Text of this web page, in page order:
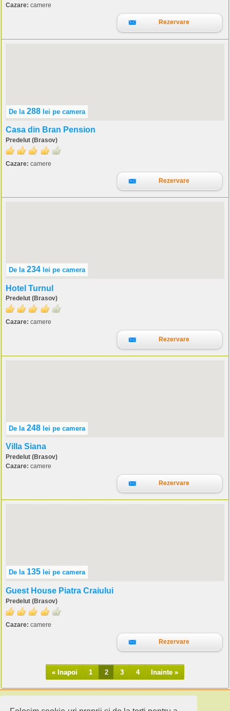
Cazare: camere
Rezervare
De la 288 lei pe camera
Casa din Bran Pension
Predelut (Brasov)
Cazare: camere
Rezervare
De la 234 lei pe camera
Hotel Turnul
Predelut (Brasov)
Cazare: camere
Rezervare
De la 248 lei pe camera
Villa Siana
Predelut (Brasov)
Cazare: camere
Rezervare
De la 135 lei pe camera
Guest House Piatra Craiului
Predelut (Brasov)
Cazare: camere
Rezervare
« Inapoi 1 2 3 4 Inainte »